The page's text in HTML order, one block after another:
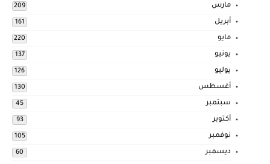
مارس 209
أبريل 161
مايو 220
يونيو 137
يوليو 126
أغسطس 130
سبتمبر 45
أكتوبر 93
نوفمبر 105
ديسمبر 60